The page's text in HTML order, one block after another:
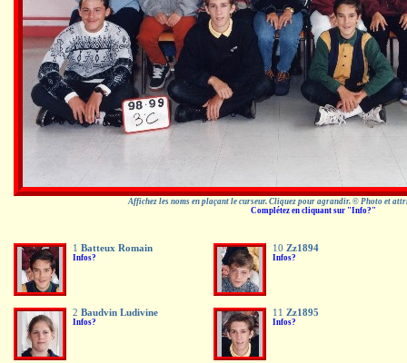
Affichez les noms en plaçant le curseur. Cliquez pour agrandir. © Photo et
Complétez en cliquant sur "Info?"
1 Batteux Romain
Infos?
10 Zz1894
Infos?
2 Baudvin Ludivine
Infos?
11 Zz1895
Infos?